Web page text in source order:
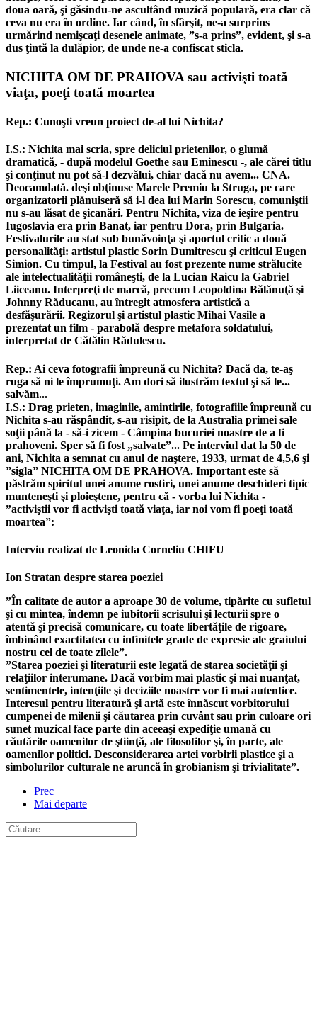
doua oară, şi găsindu-ne ascultând muzică populară, era clar că
ceva nu era în ordine. Iar când, în sfârşit, ne-a surprins
urmărind nemişcaţi desenele animate, ”s-a prins”, evident, şi s-a
dus ţintă la dulăpior, de unde ne-a confiscat sticla.
NICHITA OM DE PRAHOVA sau activişti toată
viaţa, poeţi toată moartea
Rep.: Cunoşti vreun proiect de-al lui Nichita?
I.S.: Nichita mai scria, spre deliciul prietenilor, o glumă
dramatică, - după modelul Goethe sau Eminescu -, ale cărei titlu
şi conţinut nu pot să-l dezvălui, chiar dacă nu avem... CNA.
Deocamdată. deşi obţinuse Marele Premiu la Struga, pe care
organizatorii plănuiseră să i-l dea lui Marin Sorescu, comuniştii
nu s-au lăsat de şicanări. Pentru Nichita, viza de ieşire pentru
Iugoslavia era prin Banat, iar pentru Dora, prin Bulgaria.
Festivalurile au stat sub bunăvoinţa şi aportul critic a două
personalităţi: artistul plastic Sorin Dumitrescu şi criticul Eugen
Simion. Cu timpul, la Festival au fost prezente nume strălucite
ale intelectualităţii româneşti, de la Lucian Raicu la Gabriel
Liiceanu. Interpreţi de marcă, precum Leopoldina Bălănuţă şi
Johnny Răducanu, au întregit atmosfera artistică a
desfăşurării. Regizorul şi artistul plastic Mihai Vasile a
prezentat un film - parabolă despre metafora soldatului,
interpretat de Cătălin Rădulescu.
Rep.: Ai ceva fotografii împreună cu Nichita? Dacă da, te-aş
ruga să ni le împrumuţi. Am dori să ilustrăm textul şi să le...
salvăm...
I.S.: Drag prieten, imaginile, amintirile, fotografiile împreună cu
Nichita s-au răspândit, s-au risipit, de la Australia primei sale
soţii până la - să-i zicem - Câmpina bucuriei noastre de a fi
prahoveni. Sper să fi fost „salvate”... Pe interviul dat la 50 de
ani, Nichita a semnat cu anul de naştere, 1933, urmat de 4,5,6 şi
”sigla” NICHITA OM DE PRAHOVA. Important este să
păstrăm spiritul unei anume rostiri, unei anume deschideri tipic
munteneşti şi ploieştene, pentru că - vorba lui Nichita -
”activiştii vor fi activişti toată viaţa, iar noi vom fi poeţi toată
moartea”:
Interviu realizat de Leonida Corneliu CHIFU
Ion Stratan despre starea poeziei
”În calitate de autor a aproape 30 de volume, tipărite cu sufletul
şi cu mintea, îndemn pe iubitorii scrisului şi lecturii spre o
atentă şi precisă comunicare, cu toate libertăţile de rigoare,
îmbinând exactitatea cu infinitele grade de expresie ale graiului
nostru cel de toate zilele”.
”Starea poeziei şi literaturii este legată de starea societăţii şi
relaţiilor interumane. Dacă vorbim mai plastic şi mai nuanţat,
sentimentele, intenţiile şi deciziile noastre vor fi mai autentice.
Interesul pentru literatură şi artă este înnăscut vorbitorului
cumpenei de milenii şi căutarea prin cuvânt sau prin culoare ori
sunet muzical face parte din aceeaşi expediţie umană cu
căutările oamenilor de ştiinţă, ale filosofilor şi, în parte, ale
oamenilor politici. Desconsiderarea artei vorbirii plastice şi a
simbolurilor culturale ne aruncă în grobianism şi trivialitate”.
Prec
Mai departe